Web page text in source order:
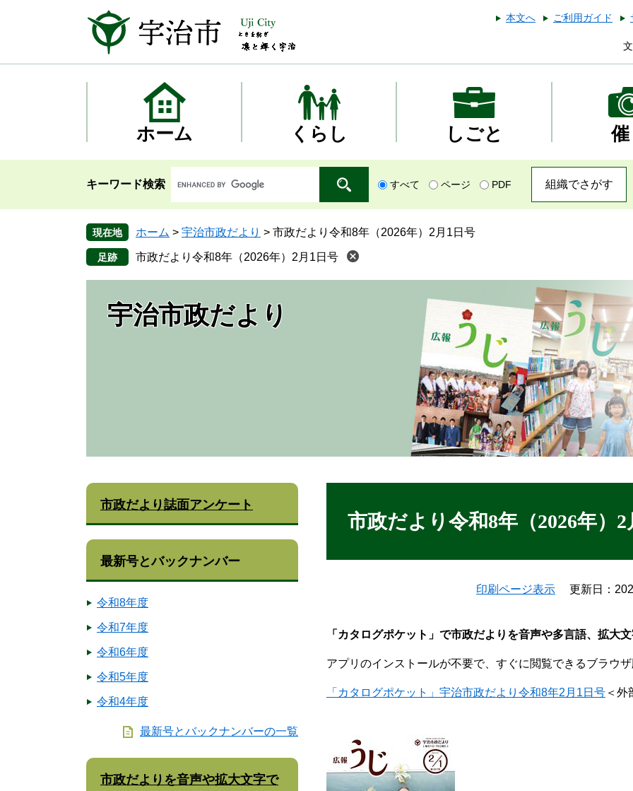
本
本文へ ご利用ガイド
ホーム くらし しごと 催
キーワード検索 すべて ページ PDF 組織でさがす
現在地 ホーム > 宇治市政だより > 市政だより令和8年（2026年）2月1日号
市政だより令和8年（2026年）2月1日号
宇治市政だより
市政だより令和8年（2026年）2
印刷ページ表示 更新日：
「カタログポケット」で市政だよりを音声や多言語、拡大文
アプリのインストールが不要で、すぐに閲覧できるブラウ
「カタログポケット」宇治市政だより令和8年2月1日号 ＜外
市政だより誌面アンケート
最新号とバックナンバー
令和8年度
令和7年度
令和6年度
令和5年度
令和4年度
最新号とバックナンバーの一覧
市政だよりを音声や拡大文字で